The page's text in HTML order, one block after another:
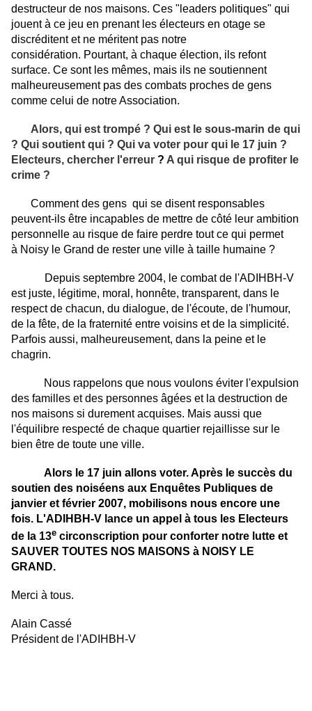
destructeur de nos maisons. Ces "leaders politiques" qui
jouent à ce jeu en prenant les électeurs en otage se
discréditent et ne méritent pas notre
considération. Pourtant, à chaque élection, ils refont
surface. Ce sont les mêmes, mais ils ne soutiennent
malheureusement pas des combats proches de gens
comme celui de notre Association.
Alors, qui est trompé ? Qui est le sous-marin de qui
? Qui soutient qui ? Qui va voter pour qui le 17 juin ?
Electeurs, chercher l'erreur ? A qui risque de profiter le
crime ?
Comment des gens qui se disent responsables
peuvent-ils être incapables de mettre de côté leur ambition
personnelle au risque de faire perdre tout ce qui permet
à Noisy le Grand de rester une ville à taille humaine ?
Depuis septembre 2004, le combat de l'ADIHBH-V
est juste, légitime, moral, honnête, transparent, dans le
respect de chacun, du dialogue, de l'écoute, de l'humour,
de la fête, de la fraternité entre voisins et de la simplicité.
Parfois aussi, malheureusement, dans la peine et le
chagrin.
Nous rappelons que nous voulons éviter l'expulsion
des familles et des personnes âgées et la destruction de
nos maisons si durement acquises. Mais aussi que
l'équilibre respecté de chaque quartier rejaillisse sur le
bien être de toute une ville.
Alors le 17 juin allons voter. Après le succès du
soutien des noiséens aux Enquêtes Publiques de
janvier et février 2007, mobilisons nous encore une
fois. L'ADIHBH-V lance un appel à tous les Electeurs
de la 13e circonscription pour conforter notre lutte et
SAUVER TOUTES NOS MAISONS à NOISY LE
GRAND.
Merci à tous.
Alain Cassé
Président de l'ADIHBH-V